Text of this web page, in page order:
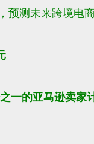
预测未来跨境电
一的亚马逊卖家